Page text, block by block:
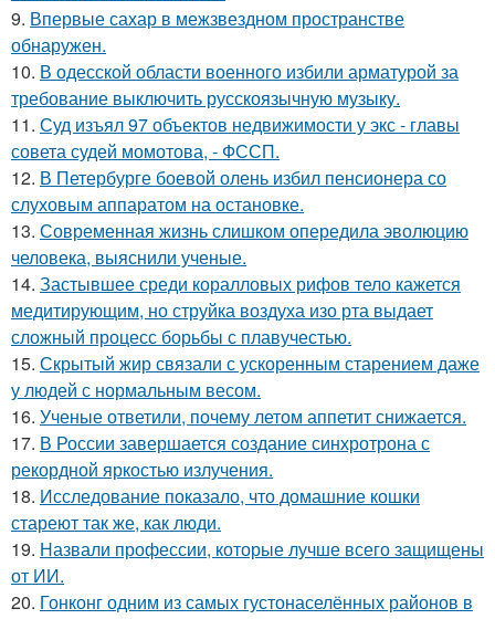
9. Впервые сахар в межзвездном пространстве
обнаружен.
10. В одесской области военного избили арматурой за
требование выключить русскоязычную музыку.
11. Суд изъял 97 объектов недвижимости у экс - главы
совета судей момотова, - ФССП.
12. В Петербурге боевой олень избил пенсионера со
слуховым аппаратом на остановке.
13. Современная жизнь слишком опередила эволюцию
человека, выяснили ученые.
14. Застывшее среди коралловых рифов тело кажется
медитирующим, но струйка воздуха изо рта выдает
сложный процесс борьбы с плавучестью.
15. Скрытый жир связали с ускоренным старением даже
у людей с нормальным весом.
16. Ученые ответили, почему летом аппетит снижается.
17. В России завершается создание синхротрона с
рекордной яркостью излучения.
18. Исследование показало, что домашние кошки
стареют так же, как люди.
19. Назвали профессии, которые лучше всего защищены
от ИИ.
20. Гонконг одним из самых густонаселённых районов в